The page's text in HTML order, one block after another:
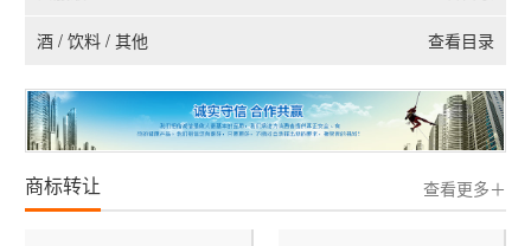
酒 / 饮料 / 其他 查看目录
商标转让 查看更多＋